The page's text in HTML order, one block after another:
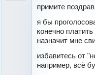
примите
я бы
конечно
назначит мне
избавитесь от
например, всё